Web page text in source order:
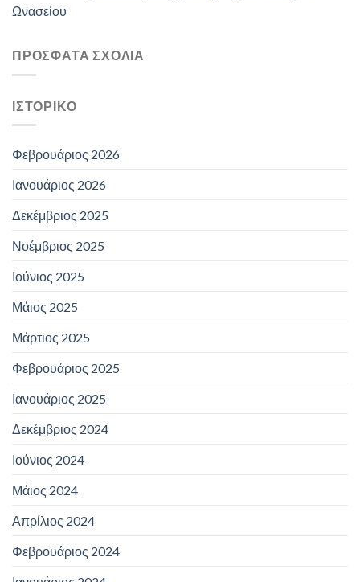
Ωνασείου
ΠΡΌΣΦΑΤΑ ΣΧΌΛΙΑ
ΙΣΤΟΡΙΚΌ
Φεβρουάριος 2026
Ιανουάριος 2026
Δεκέμβριος 2025
Νοέμβριος 2025
Ιούνιος 2025
Μάιος 2025
Μάρτιος 2025
Φεβρουάριος 2025
Ιανουάριος 2025
Δεκέμβριος 2024
Ιούνιος 2024
Μάιος 2024
Απρίλιος 2024
Φεβρουάριος 2024